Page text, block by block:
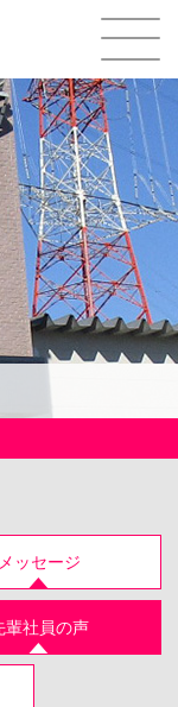
メッセージ
輩社員の声